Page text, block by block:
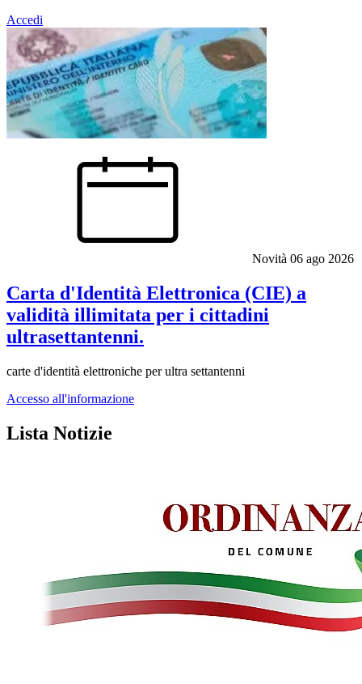
Accedi
Homepage
Novità 06 ago 2026
Carta d'Identità Elettronica (CIE) a
validità illimitata per i cittadini
ultrasettantenni.
carte d'identità elettroniche per ultra settantenni
Accesso all'informazione
Lista Notizie